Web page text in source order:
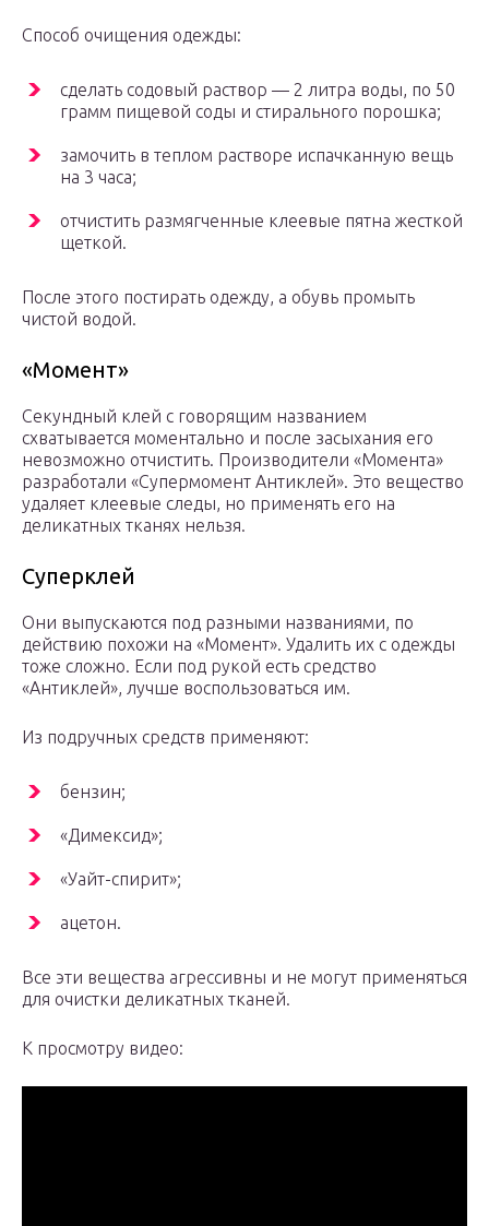
Способ очищения одежды:
сделать содовый раствор — 2 литра воды, по 50
грамм пищевой соды и стирального порошка;
замочить в теплом растворе испачканную вещь
на 3 часа;
отчистить размягченные клеевые пятна жесткой
щеткой.
После этого постирать одежду, а обувь промыть
чистой водой.
«Момент»
Секундный клей с говорящим названием
схватывается моментально и после засыхания его
невозможно отчистить. Производители «Момента»
разработали «Супермомент Антиклей». Это вещество
удаляет клеевые следы, но применять его на
деликатных тканях нельзя.
Суперклей
Они выпускаются под разными названиями, по
действию похожи на «Момент». Удалить их с одежды
тоже сложно. Если под рукой есть средство
«Антиклей», лучше воспользоваться им.
Из подручных средств применяют:
бензин;
«Димексид»;
«Уайт-спирит»;
ацетон.
Все эти вещества агрессивны и не могут применяться
для очистки деликатных тканей.
К просмотру видео: